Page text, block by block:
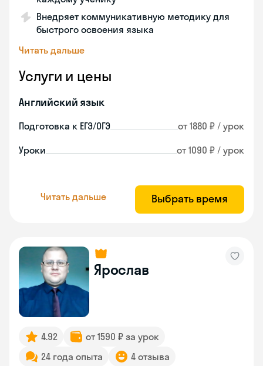
Внедряет коммуникативную методику для
быстрого освоения языка
Читать дальше
Услуги и цены
Английский язык
Подготовка к ЕГЭ/ОГЭ от 1880 ₽ / урок
Уроки от 1090 ₽ / урок
Читать дальше Выбрать время
Ярослав
4.92
от 1590 ₽ за урок
24 года опыта
4 отзыва